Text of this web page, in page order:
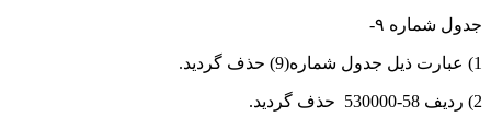
جدول شماره ۹-
1) عبارت ذیل جدول شماره(9) حذف گردید.
2) ردیف 58-530000 حذف گردید.